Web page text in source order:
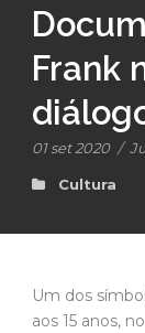
Frank
01 set 2020 /
Cultura
Um dos
aos 15 anos,